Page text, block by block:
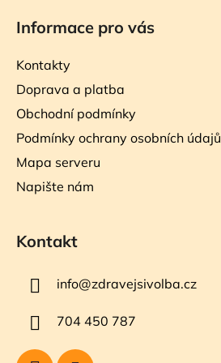
Informace pro vás
Kontakty
Doprava a platba
Obchodní podmínky
Podmínky ochrany osobních údajů
Mapa serveru
Napište nám
Kontakt
info@zdravejsivolba.cz
704 450 787